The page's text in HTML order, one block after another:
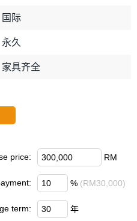
国际
永久
家具齐全
price: RM
% (RM30,000)
term: 年